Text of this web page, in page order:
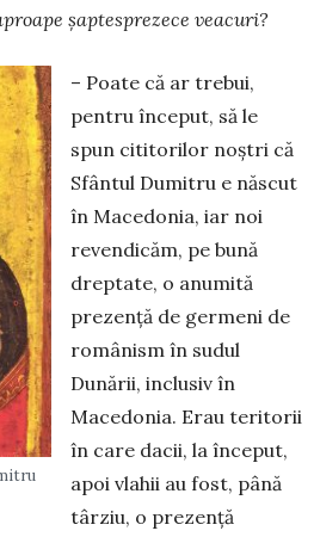
șaptesprezece veacuri?
– Poate că ar trebui,
pentru început, să le
spun cititorilor noștri că
Sfântul Dumitru e născut
în Macedonia, iar noi
revendicăm, pe bună
dreptate, o anumită
prezență de germeni de
românism în sudul
Dunării, inclusiv în
Macedonia. Erau teritorii
în care dacii, la început,
apoi vlahii au fost, până
târziu, o prezență